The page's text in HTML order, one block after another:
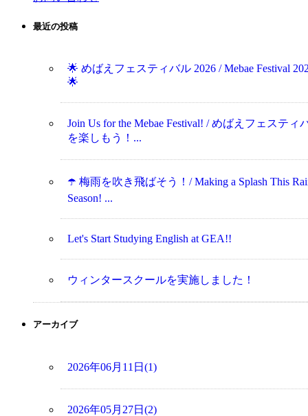
最近の投稿
🌟 めばえフェスティバル 2026 / Mebae Festival
🌟
Join Us for the Mebae Festival! / めばえフェスティ
を楽しもう！...
☂️ 梅雨を吹き飛ばそう！/ Making a Splash This
Season! ...
Let's Start Studying English at GEA!!
ウィンタースクールを実施しました！
アーカイブ
2026年06月11日(1)
2026年05月27日(2)